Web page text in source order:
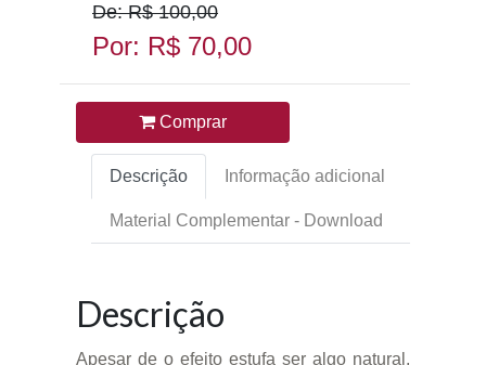
De: R$ 100,00
Por: R$ 70,00
Comprar
Descrição Informação adicional
Material Complementar - Download
Descrição
Apesar de o efeito estufa ser algo natural,